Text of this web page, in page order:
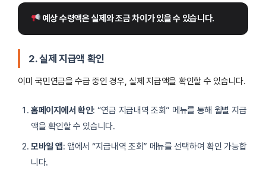
예상 수령액은 실제와 조금 차이가 있을 수 있습니다.
2. 실제 지급액 확인
이미 국민연금을 수급 중인 경우, 실제 지급액을 확인할 수 있습니다.
홈페이지에서 확인: “연금 지급내역 조회” 메뉴를 통해 월별 지급
액을 확인할 수 있습니다.
모바일 앱: 앱에서 “지급내역 조회” 메뉴를 선택하여 확인 가능합
니다.